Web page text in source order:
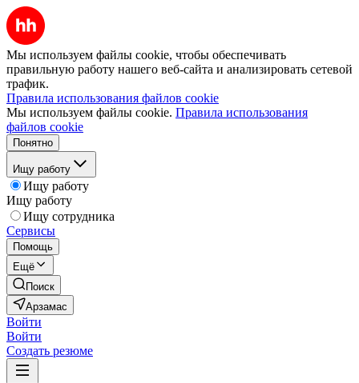
Мы используем файлы cookie, чтобы обеспечивать
правильную работу нашего веб-сайта и анализировать сетевой
трафик.
Правила использования файлов cookie
Мы используем файлы cookie. Правила использования
файлов cookie
Понятно
Ищу работу
Ищу работу
Ищу работу
Ищу сотрудника
Сервисы
Помощь
Ещё
Поиск
Арзамас
Войти
Войти
Создать резюме